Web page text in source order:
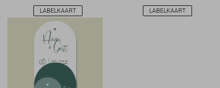
LABELKAART LABELKAART